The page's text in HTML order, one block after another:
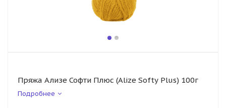
Пряжа Ализе Софти Плюс (Alize Softy Plus) 100г
Подробнее